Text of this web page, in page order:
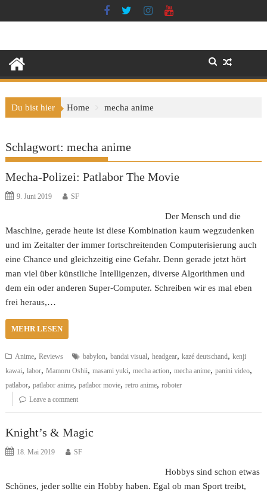
to
Du bist hier Home mecha anime
Schlagwort:mecha anime
Mecha-Polizei: Patlabor The Movie
9. Juni 2019 SF
Der Mensch und die
Maschine, gerade heute ist diese Kombination kaum wegzudenken
und im Zeitalter der immer fortschreitenden Computerisierung auch
eine Chance und gleichzeitig eine Gefahr. Denn gerade jetzt hört
man viel über künstliche Intelligenzen, diverse Algorithmen und
dem ein oder anderen Super-Computer. Schreiben wir es mal eben
frei heraus,…
MEHR LESEN
Anime,Reviews babylon,bandai visual,headgear,kazé deutschand,kenji
kawai,labor,Mamoru Oshii,masami yuki,mecha action,mecha anime,panini video,
patlabor,patlabor anime,patlabor movie,retro anime,roboter
Leave a comment
Knight’s & Magic
18. Mai 2019 SF
Hobbys sind schon etwas
Schönes, jeder sollte ein Hobby haben. Egal ob man Sport treibt,